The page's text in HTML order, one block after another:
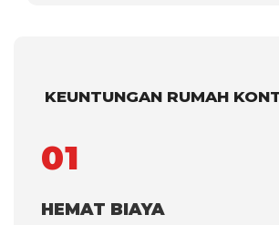
KEUNTUNGAN RUMAH
01
HEMAT BIAYA